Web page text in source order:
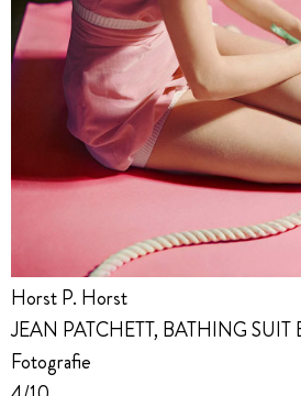
Horst P. Horst
JEAN PATCHETT, BATHING SUIT
Fotografie